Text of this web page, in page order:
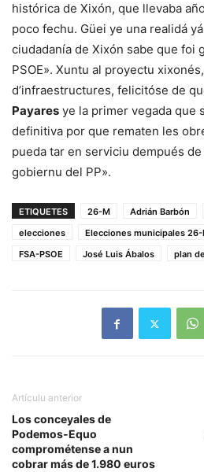
histórica de Xixón, que llevaba
poco fechu. Güei ye una realidá
ciudadanía de Xixón sabe que foi
PSOE». Xuntu al proyectu
d’infraestructures, felicitóse de
Payares ye la primer vegada que
definitiva por que rematen les
pueda tar en serviciu dempués
gobiernu del PP».
ETIQUETES 26-M Adrián Barbón
elecciones
Elecciones municipales 26-
FSA-PSOE
José Luis Ábalos plan
Artículu anterior
Los conceyales de
Podemos-Equo
comprométense a nun
cobrar más de 1.980 euros